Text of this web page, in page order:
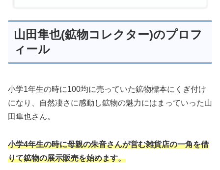
山田隼也(鉱物コレクター)のプロフ
ィール
小学1年生の時に100均に売っていた鉱物標本にくぎ付け
になり、自然凄さに感動し鉱物の魅力にはまっていった山
田隼也さん。
小学4年生の時に母親の朱音さんが営む雑貨店の一角を借
りて鉱物の展示販売を始めます。